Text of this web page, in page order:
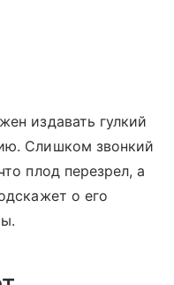
издавать гулкий
Слишком звонкий
плод перезрел, а
о его